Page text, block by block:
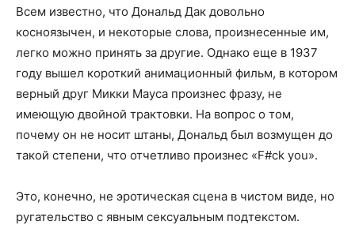
Всем известно, что Дональд Дак довольно
косноязычен, и некоторые слова, произнесенные им,
легко можно принять за другие. Однако еще в 1937
году вышел короткий анимационный фильм, в котором
верный друг Микки Мауса произнес фразу, не
имеющую двойной трактовки. На вопрос о том,
почему он не носит штаны, Дональд был возмущен до
такой степени, что отчетливо произнес «F#ck you».
Это, конечно, не эротическая сцена в чистом виде, но
ругательство с явным сексуальным подтекстом.